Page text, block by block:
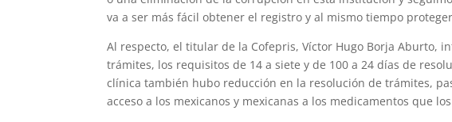
va a ser más fácil obtener el registro y al mismo tiempo
Al respecto, el titular de la Cofepris, Víctor Hugo Borja Aburto,
trámites, los requisitos de 14 a siete y de 100 a 24 días de
clínica también hubo reducción en la resolución de trámites,
acceso a los mexicanos y mexicanas a los medicamentos que